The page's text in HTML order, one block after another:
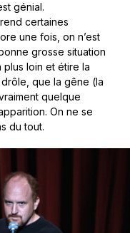
génial.
certaines
une fois, on n’est
grosse situation
loin et étire la
drôle, que la gêne (la
quelque
On ne se
du tout.